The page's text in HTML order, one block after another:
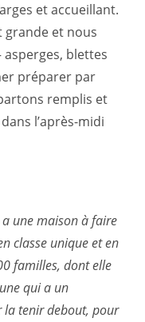
et accueillant.
grande et nous
asperges, blettes
préparer par
remplis et
l’après-midi
a une maison à faire
classe unique et en
familles, dont elle
qui a un
tenir debout, pour